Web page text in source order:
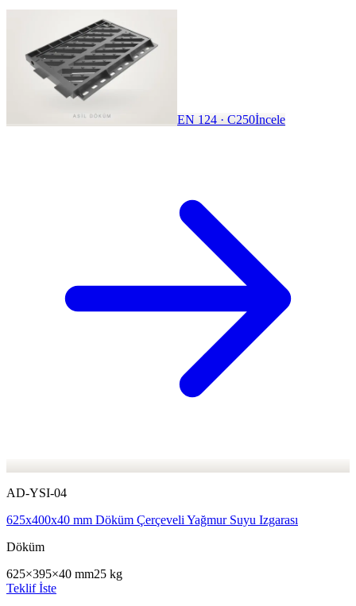
EN 124 · C250İncele
AD-YSI-04
625x400x40 mm Döküm Çerçeveli Yağmur Suyu Izgarası
Döküm
625×395×40 mm25 kg
Teklif İste